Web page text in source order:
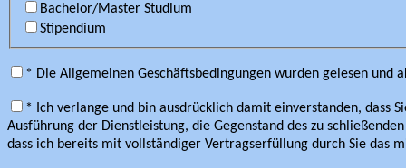
Bachelor/Master Studium
Stipendium
* Die Allgemeinen Geschäftsbedingungen wurden gelesen und
* Ich verlange und bin ausdrücklich damit einverstanden, dass
Ausführung der Dienstleistung, die Gegenstand des zu
dass ich bereits mit vollständiger Vertragserfüllung durch Sie das